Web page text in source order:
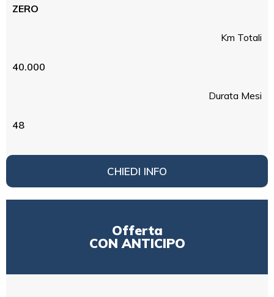
ZERO
Km Totali
40.000
Durata Mesi
48
CHIEDI INFO
Offerta
CON ANTICIPO